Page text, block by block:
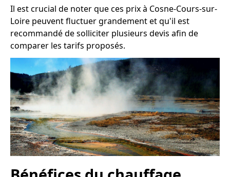
Il est crucial de noter que ces prix à Cosne-Cours-sur-
Loire peuvent fluctuer grandement et qu'il est
recommandé de solliciter plusieurs devis afin de
comparer les tarifs proposés.